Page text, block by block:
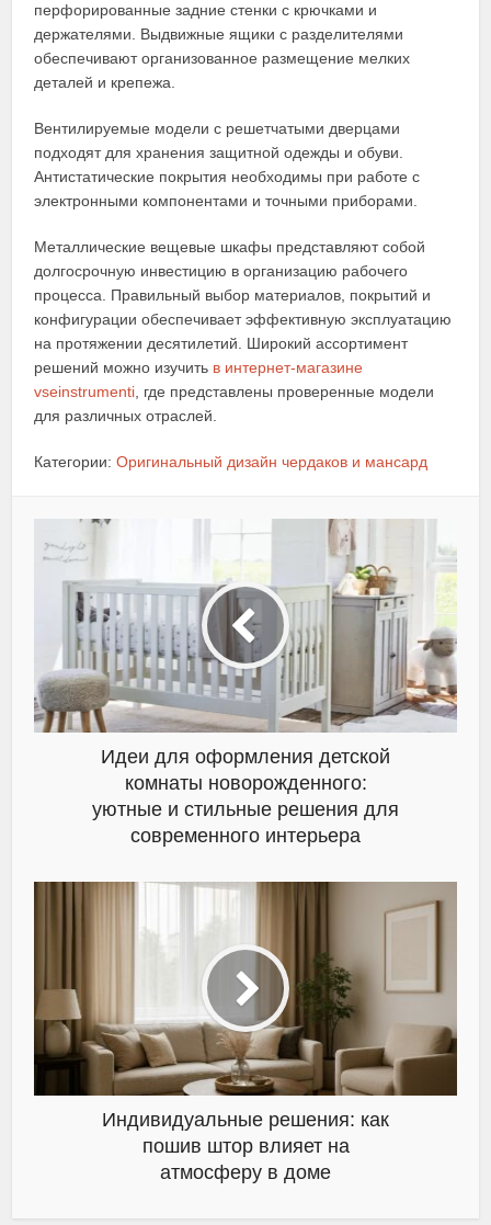
перфорированные задние стенки с крючками и
держателями. Выдвижные ящики с разделителями
обеспечивают организованное размещение мелких
деталей и крепежа.
Вентилируемые модели с решетчатыми дверцами
подходят для хранения защитной одежды и обуви.
Антистатические покрытия необходимы при работе с
электронными компонентами и точными приборами.
Металлические вещевые шкафы представляют собой
долгосрочную инвестицию в организацию рабочего
процесса. Правильный выбор материалов, покрытий и
конфигурации обеспечивает эффективную эксплуатацию
на протяжении десятилетий. Широкий ассортимент
решений можно изучить в интернет-магазине
vseinstrumenti, где представлены проверенные модели
для различных отраслей.
Категории:Оригинальный дизайн чердаков и мансард
Идеи для оформления детской
комнаты новорожденного:
уютные и стильные решения для
современного интерьера
Индивидуальные решения: как
пошив штор влияет на
атмосферу в доме